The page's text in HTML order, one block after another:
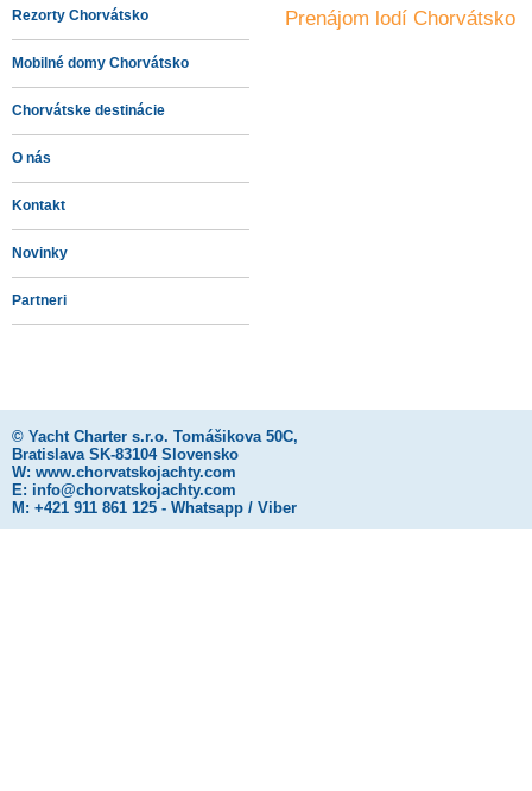
Rezorty Chorvátsko
Mobilné domy Chorvátsko
Chorvátske destinácie
O nás
Kontakt
Novinky
Partneri
Prenájom lodí Chorvátsko
© Yacht Charter s.r.o. Tomášikova 50C,
Bratislava SK-83104 Slovensko
W: www.chorvatskojachty.com
E: info@chorvatskojachty.com
M: +421 911 861 125 - Whatsapp / Viber